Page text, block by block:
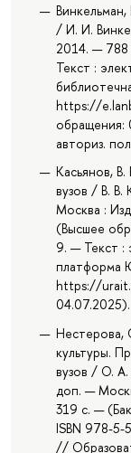
/ И. И.
2014. —
Текст :
https://
обращения:
авториз.
Касьянов,
вузов / В. В.
Москва :
(Высшее
9. — Текст :
платформа
https://
04.07.2025).
Нестерова,
культуры.
вузов / О.
доп. —
319 с. —
ISBN 978-5-
//